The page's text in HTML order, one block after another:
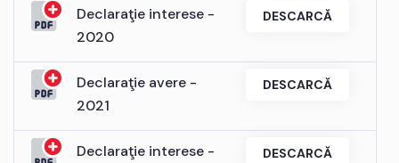
Declaraţie interese -
2020
DESCARCĂ
Declaraţie avere -
2021
DESCARCĂ
Declaraţie interese -
DESCARCĂ